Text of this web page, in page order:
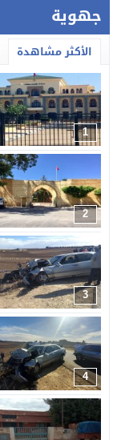
جهوية
الأكثر مشاهدة
1
2
3
4